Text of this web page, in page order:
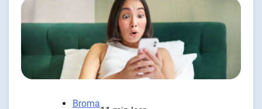
Broma